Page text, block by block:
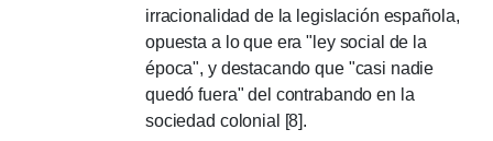
irracionalidad de la legislación española,
opuesta a lo que era "ley social de la
época", y destacando que "casi nadie
quedó fuera" del contrabando en la
sociedad colonial [8].